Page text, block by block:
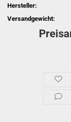
Hersteller:
Versandgewicht: